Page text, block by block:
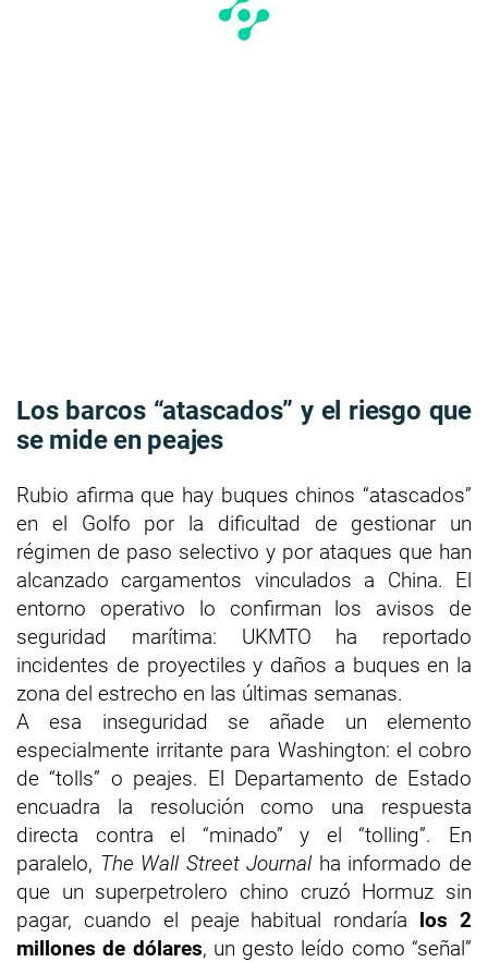
Los barcos “atascados” y el riesgo que
se mide en peajes
Rubio afirma que hay buques chinos “atascados”
en el Golfo por la dificultad de gestionar un
régimen de paso selectivo y por ataques que han
alcanzado cargamentos vinculados a China. El
entorno operativo lo confirman los avisos de
seguridad marítima: UKMTO ha reportado
incidentes de proyectiles y daños a buques en la
zona del estrecho en las últimas semanas.
A esa inseguridad se añade un elemento
especialmente irritante para Washington: el cobro
de “tolls” o peajes. El Departamento de Estado
encuadra la resolución como una respuesta
directa contra el “minado” y el “tolling”. En
paralelo, The Wall Street Journal ha informado de
que un superpetrolero chino cruzó Hormuz sin
pagar, cuando el peaje habitual rondaría los 2
millones de dólares, un gesto leído como “señal”